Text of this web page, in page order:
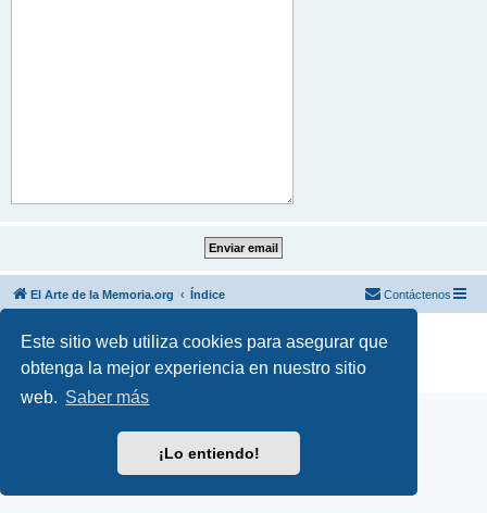
Este sitio web utiliza cookies para asegurar que
obtenga la mejor experiencia en nuestro sitio
web. Saber más
¡Lo entiendo!
El Arte de la Memoria.org Índice Contáctenos
Desarrollado por phpBB ® Forum Software © phpBB Limited
Traducción al español por
phpBB España
Privacidad|Condiciones